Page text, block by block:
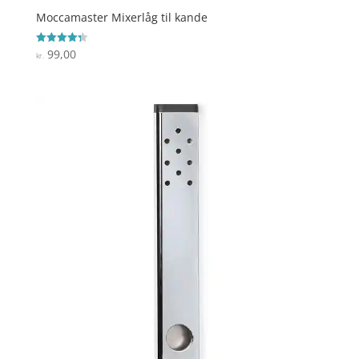
Moccamaster Mixerlåg til kande
Vurderet
4.3
kr.99,00